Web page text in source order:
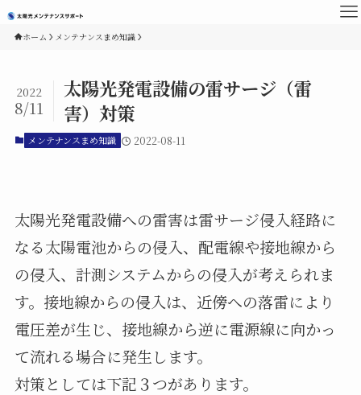
ホーム メンテナンスまめ知識
太陽光発電設備の雷サージ（雷
害）対策
2022
8/11
メンテナンスまめ知識 2022-08-11
太陽光発電設備への雷害は雷サージ侵入経路に
なる太陽電池からの侵入、配電線や接地線から
の侵入、計測システムからの侵入が考えられま
す。接地線からの侵入は、近傍への落雷により
電圧差が生じ、接地線から逆に電源線に向かっ
て流れる場合に発生します。
対策としては下記３つがあります。